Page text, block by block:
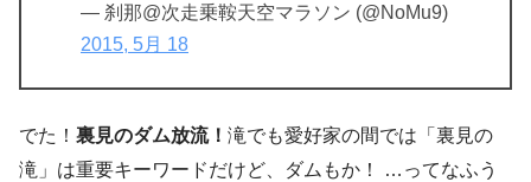
— 刹那@次走乗鞍天空マラソン (@NoMu9)
2015, 5月 18
でた！ 裏見のダム放流！ 滝でも愛好家の間では「裏見の
滝」は重要キーワードだけど、ダムもか！ …ってなふう